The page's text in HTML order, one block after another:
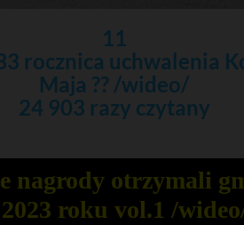
11
rocznica uchwalenia
Maja ?? /wideo/
24 903 razy czytany
nagrody otrzymali
roku vol.1 /